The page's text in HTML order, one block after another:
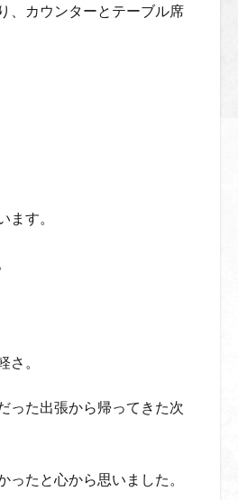
、カウンターとテーブル席
ます。
さ。
った出張から帰ってきた次
たと心から思いました。